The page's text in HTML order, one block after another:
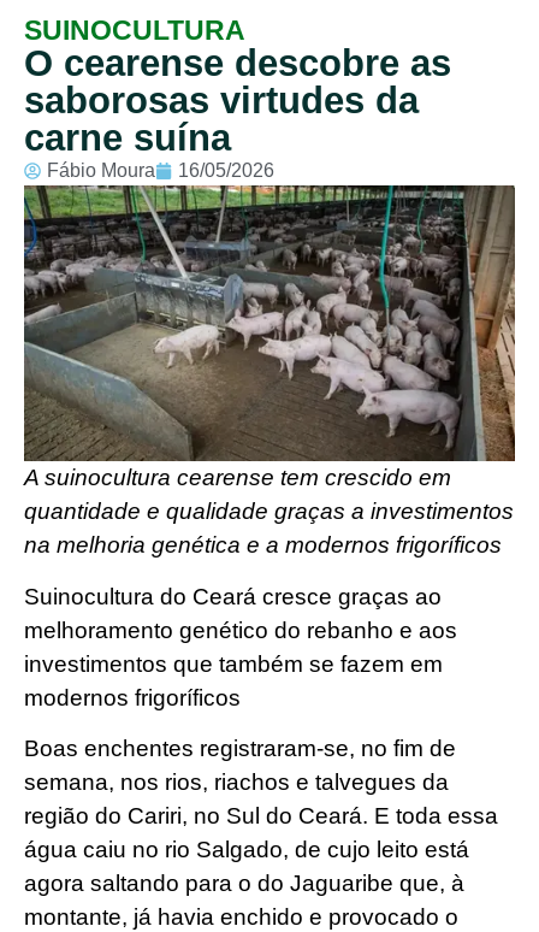
SUINOCULTURA
O cearense descobre as
saborosas virtudes da
carne suína
Fábio Moura 16/05/2026
A suinocultura cearense tem crescido em
quantidade e qualidade graças a investimentos
na melhoria genética e a modernos frigoríficos
Suinocultura do Ceará cresce graças ao
melhoramento genético do rebanho e aos
investimentos que também se fazem em
modernos frigoríficos
Boas enchentes registraram-se, no fim de
semana, nos rios, riachos e talvegues da
região do Cariri, no Sul do Ceará. E toda essa
água caiu no rio Salgado, de cujo leito está
agora saltando para o do Jaguaribe que, à
montante, já havia enchido e provocado o